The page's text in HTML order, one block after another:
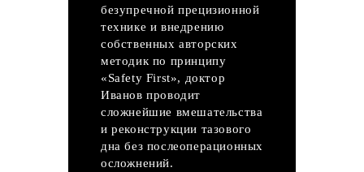
безупречной прецизионной
технике и внедрению
собственных авторских
методик по принципу
«Safety First», доктор
Иванов проводит
сложнейшие вмешательства
и реконструкции тазового
дна без послеоперационных
осложнений.